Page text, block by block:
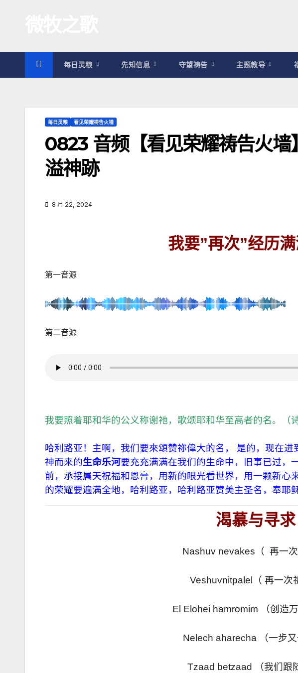
容
每日灵粮 先知信息 守望祷告 主题教导
每日灵粮 看见荣耀祷告火墙
0823 音频【看见荣耀祷告火墙
溢神跡
8 月 22, 2024
我要”再次”经历
第一音源
第二音源
我要照着耶和华的公义称谢祂，歌颂耶和华至高者的名。（
哈利路亚！主啊，我们要來頌赞祢偉大的名， 是的，现在
神而来的生命乐河要充充满满在我们的生命中，旧事已过，
前，承接属天祝福和恩膏，用新的眼光看世界，用一颗新心
的荣耀要遍满全地，哈利路亚，哈利路亚赞美主圣名，奉耶
渴慕与寻求
Nashuv nevakes（ 再一次
Veshuvnitpalel（ 再一次
El Elohei hamromim （创造万
Nelech aharecha （一步又
Tzaad betzaad （我们跟